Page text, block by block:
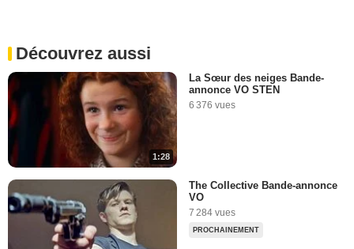
Découvrez aussi
1:28
La Sœur des neiges Bande-
annonce VO STEN
6 376 vues
The Collective Bande-annonce
VO
7 284 vues
PROCHAINEMENT